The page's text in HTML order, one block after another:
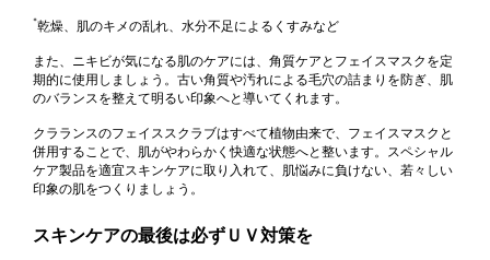
*乾燥、肌のキメの乱れ、水分不足によるくすみなど
また、ニキビが気になる肌のケアには、角質ケアとフェイスマスクを定
期的に使用しましょう。古い角質や汚れによる毛穴の詰まりを防ぎ、肌
のバランスを整えて明るい印象へと導いてくれます。
クラランスのフェイススクラブはすべて植物由来で、フェイスマスクと
併用することで、肌がやわらかく快適な状態へと整います。スペシャル
ケア製品を適宜スキンケアに取り入れて、肌悩みに負けない、若々しい
印象の肌をつくりましょう。
スキンケアの最後は必ずＵＶ対策を